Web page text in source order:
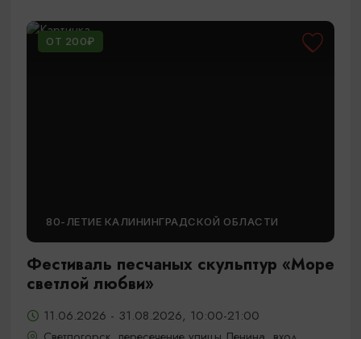
ОТ 200₽
80-ЛЕТИЕ КАЛИНИНГРАДСКОЙ ОБЛАСТИ
Фестиваль песчаных скульптур «Море
светлой любви»
11.06.2026 - 31.08.2026, 10:00-21:00